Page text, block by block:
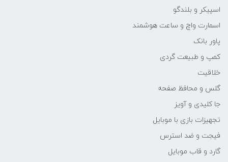
اسپیکر و بلندگو
اسمارت واچ و ساعت هوشمند
پاور بانک
کمپ و طبیعت گردی
خلاقیت
گلس و محافظ صفحه
جا کلیدی و آویز
تجهیزات بازی با موبایل
فیجت و ضد استرس
گارد و قاب موبایل